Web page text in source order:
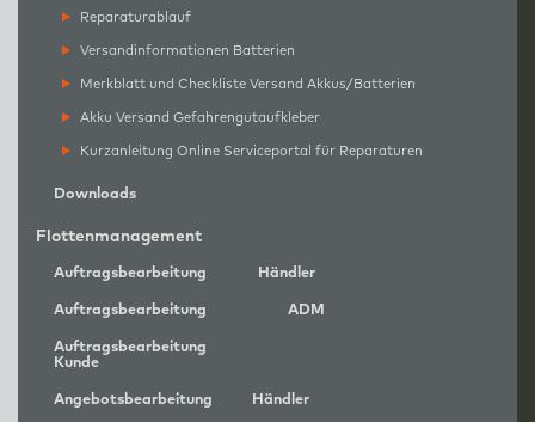
Reparaturablauf
Versandinformationen Batterien
Merkblatt und Checkliste Versand Akkus/Batterien
Akku Versand Gefahrengutaufkleber
Kurzanleitung Online Serviceportal für Reparaturen
Downloads
Flottenmanagement
Auftragsbearbeitung Händler
Auftragsbearbeitung ADM
Auftragsbearbeitung
Kunde
Angebotsbearbeitung Händler